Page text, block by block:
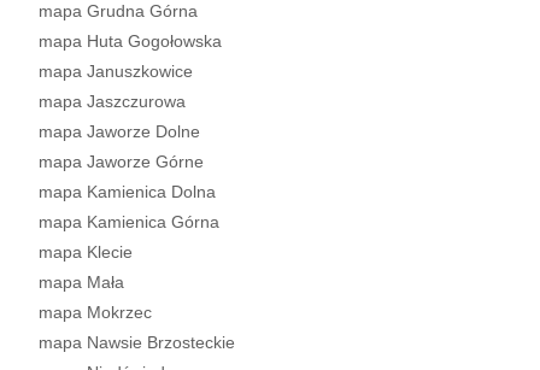
mapa Grudna Górna
mapa Huta Gogołowska
mapa Januszkowice
mapa Jaszczurowa
mapa Jaworze Dolne
mapa Jaworze Górne
mapa Kamienica Dolna
mapa Kamienica Górna
mapa Klecie
mapa Mała
mapa Mokrzec
mapa Nawsie Brzosteckie